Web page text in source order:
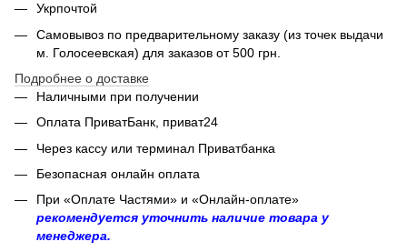
Укрпочтой
Самовывоз по предварительному заказу (из точек выдачи
м. Голосеевская) для заказов от 500 грн.
Подробнее о доставке
Наличными при получении
Оплата ПриватБанк, приват24
Через кассу или терминал Приватбанка
Безопасная онлайн оплата
При «Оплате Частями» и «Онлайн-оплате»
рекомендуется уточнить наличие товара у
менеджера.